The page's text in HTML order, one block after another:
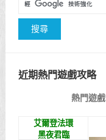
近期熱門遊戲攻略
熱門遊戲
艾爾登法環
黑夜君臨